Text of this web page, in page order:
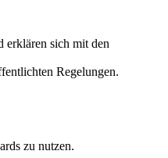
erklären sich mit den
Regelungen.
zu nutzen.